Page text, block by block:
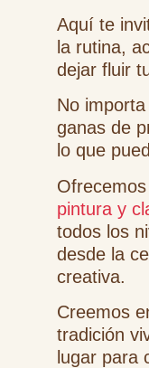
Aquí te
la rutina,
dejar fluir
No
ganas de
lo que
Ofrecemos
pintura y
todos los
desde la
creativa.
Creemos
tradición
lugar para